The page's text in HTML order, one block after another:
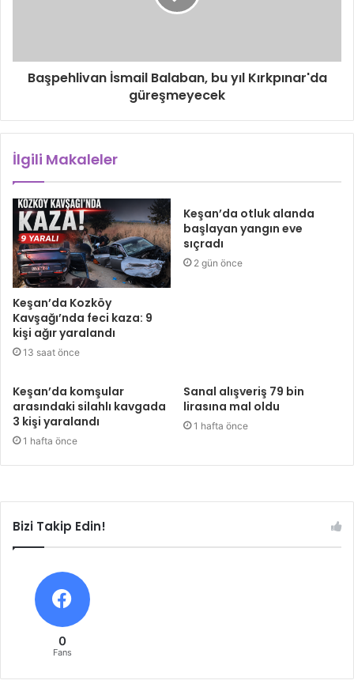
Başpehlivan İsmail Balaban, bu yıl Kırkpınar'da
güreşmeyecek
İlgili Makaleler
Keşan’da Kozköy
Kavşağı’nda feci kaza: 9
kişi ağır yaralandı
13 saat önce
Keşan’da otluk alanda
başlayan yangın eve
sıçradı
2 gün önce
Keşan’da komşular
arasındaki silahlı kavgada
3 kişi yaralandı
1 hafta önce
Sanal alışveriş 79 bin
lirasına mal oldu
1 hafta önce
Bizi Takip Edin!
0
Fans